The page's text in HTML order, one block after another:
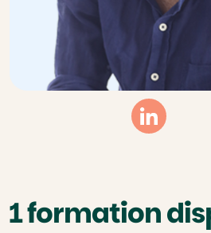
Linkedin
1 formation